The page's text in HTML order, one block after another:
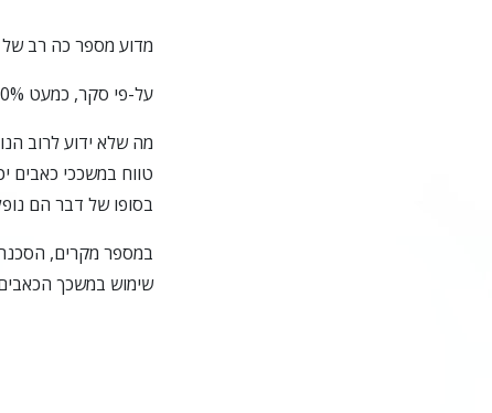
מדוע מספר כה רב של
על-פי סקר, כמעט 50% מהנוער מאמינים שלקחת תרופות מרשם יותר בטוח מלהשתמש בסמי רחוב לא חוקיים.
מה שלא ידוע לרוב
טווח במשככי כאבים
בסופו של דבר הם
שימוש במשכך הכאבים פנטניל הרג יותר מ-1,000